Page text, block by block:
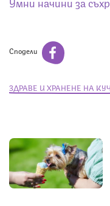
Сподели
ЗДРАВЕ И ХРАНЕНЕ НА